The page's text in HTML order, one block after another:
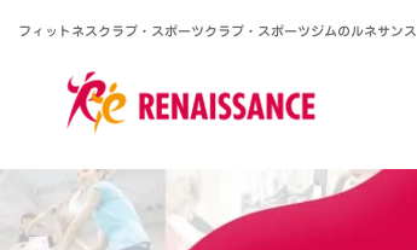
フィットネスクラブ・スポーツクラブ・ スポーツジムのルネサンス